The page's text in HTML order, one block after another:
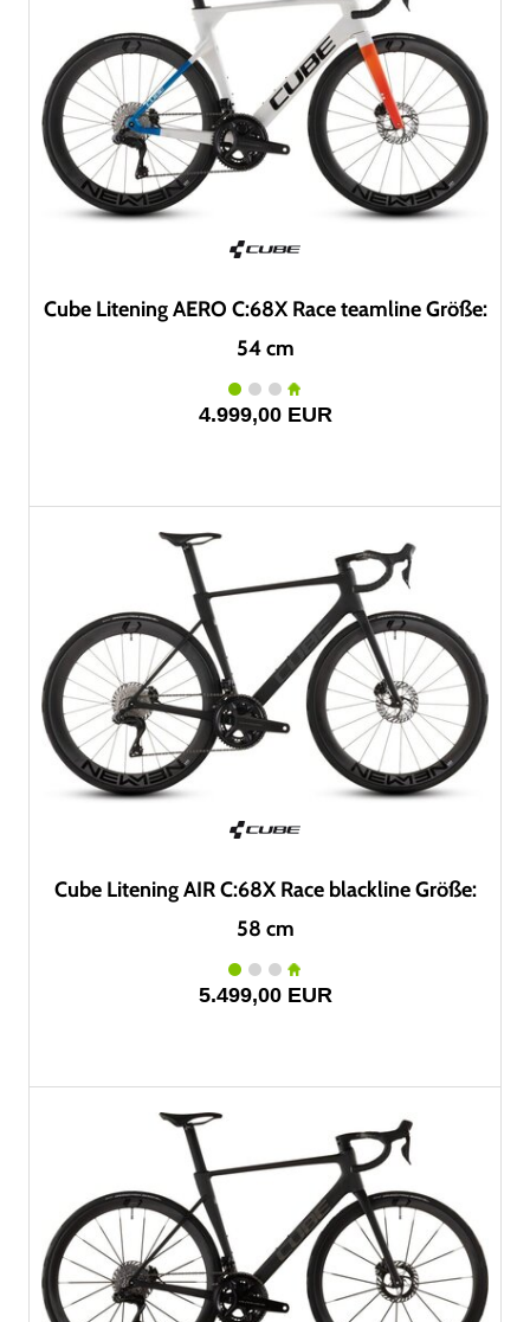
Cube Litening AERO C:68X Race teamline Größe:
54 cm
4.999,00 EUR
Cube Litening AIR C:68X Race blackline Größe:
58 cm
5.499,00 EUR